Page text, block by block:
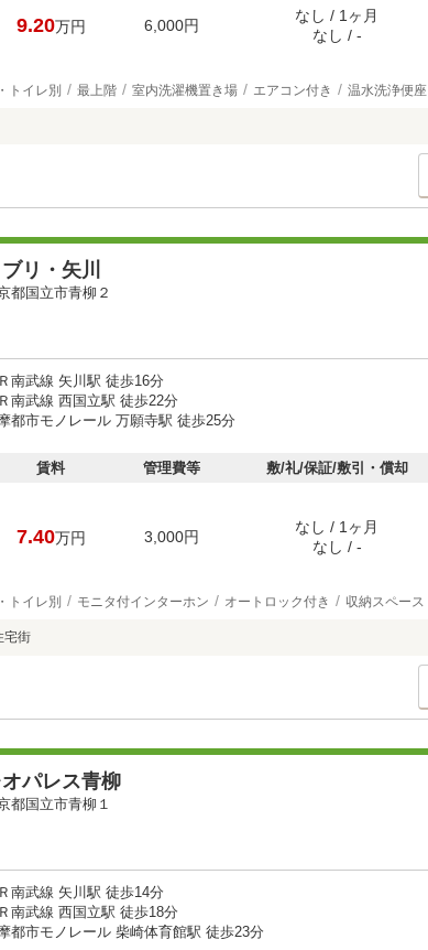
9.20万円 6,000円
なし / 1ヶ月
なし / -
トイレ別 最上階 室内洗濯機置き場 エアコン付き 温水洗浄便座
ブリ・矢川
都国立市青柳２
南武線 矢川駅 徒歩16分
南武線 西国立駅 徒歩22分
都市モノレール 万願寺駅 徒歩25分
賃料 管理費等 敷/礼/保証/敷引・償却
7.40万円 3,000円
なし / 1ヶ月
なし / -
トイレ別 モニタ付インターホン オートロック付き 収納スペース
宅街
オパレス青柳
都国立市青柳１
南武線 矢川駅 徒歩14分
南武線 西国立駅 徒歩18分
都市モノレール 柴崎体育館駅 徒歩23分